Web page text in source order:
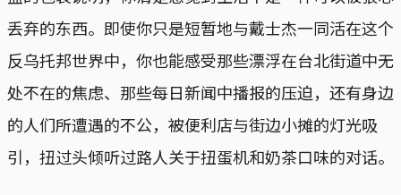
丢弃的东西。即使你只是短暂地与戴士杰一同活在这个
反乌托邦世界中，你也能感受那些漂浮在台北街道中无
处不在的焦虑、那些每日新闻中播报的压迫，还有身边
的人们所遭遇的不公，被便利店与街边小摊的灯光吸
引，扭过头倾听过路人关于扭蛋机和奶茶口味的对话。